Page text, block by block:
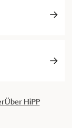
Über HiPP